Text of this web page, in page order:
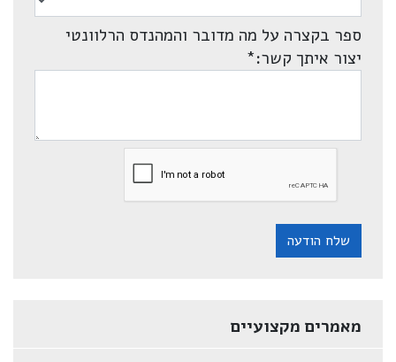
ספר בקצרה על מה מדובר והמהנדס הרלוונטי
יצור איתך קשר:*
שלח הודעה
מאמרים מקצועיים